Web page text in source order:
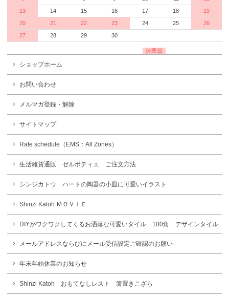
13
14 15 16 17 18
19
20
21 22 23 24 25
26
27
28 29 30
休業日
ショップホーム
お問い合わせ
メルマガ登録・解除
サイトマップ
Rate schedule（EMS：All Zones）
生活雑貨通販 ゼルポティエ ご注文方法
シンジカトウ ハートの陶器の小皿に可愛いイラスト
Shinzi Katoh ＭＯＶＩＥ
DIYがワクワクしてくるお洒落な可愛いタイル 100角 デザインタイル
メールアドレスならびにメール受信設定ご確認のお願い
年末年始休業のお知らせ
Shinzi Katoh おもてなしレスト 箸置きこざら